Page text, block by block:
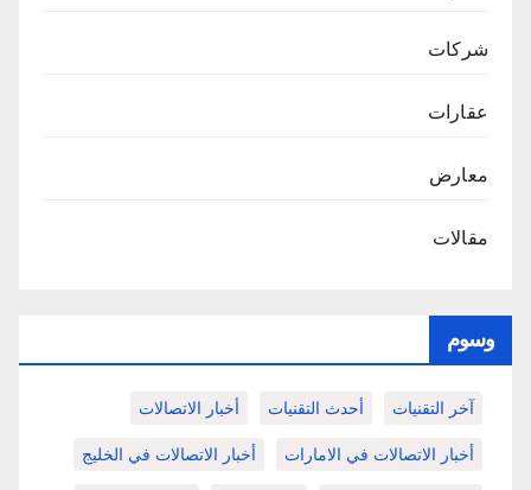
شركات
عقارات
معارض
مقالات
وسوم
آخر التقنيات أحدث التقنيات أخبار الاتصالات
أخبار الاتصالات في الامارات أخبار الاتصالات في الخليج